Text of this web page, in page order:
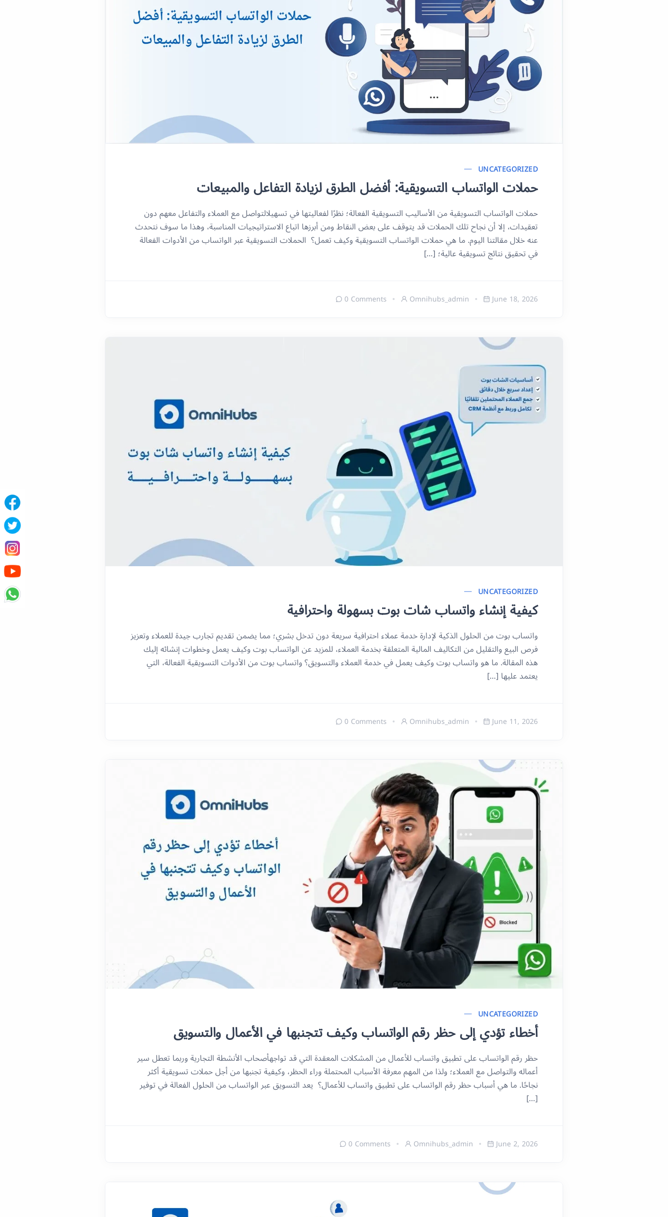
UNCATEGORIZED
حملات الواتساب التسويقية: أفضل الطرق لزيادة التفاعل والمبيعات
حملات الواتساب التسويقية من الأساليب التسويقية الفعالة؛ نظرًا لفعاليتها في تسهيلالتواصل مع العملاء والتفاعل معهم دون
تعقيدات، إلا أن نجاح تلك الحملات قد يتوقف على بعض النقاط ومن أبرزها اتباع الاستراتيجيات المناسبة، وهذا ما سوف نتحدث
عنه خلال مقالتنا اليوم. ما هي حملات الواتساب التسويقية وكيف تعمل؟ الحملات التسويقية عبر الواتساب من الأدوات الفعالة
في تحقيق نتائج تسويقية عالية؛ […]
June 18, 2026
Omnihubs_admin
0 Comments
UNCATEGORIZED
كيفية إنشاء واتساب شات بوت بسهولة واحترافية
واتساب بوت من الحلول الذكية لإدارة خدمة عملاء احترافية سريعة دون تدخل بشري؛ مما يضمن تقديم تجارب جيدة للعملاء وتعزيز
فرص البيع والتقليل من التكاليف المالية المتعلقة بخدمة العملاء، للمزيد عن الواتساب بوت وكيف يعمل وخطوات إنشائه إليك
هذه المقالة. ما هو واتساب بوت وكيف يعمل في خدمة العملاء والتسويق؟ واتساب بوت من الأدوات التسويقية الفعالة، التي
يعتمد عليها […]
June 11, 2026
Omnihubs_admin
0 Comments
UNCATEGORIZED
أخطاء تؤدي إلى حظر رقم الواتساب وكيف تتجنبها في الأعمال والتسويق
حظر رقم الواتساب على تطبيق واتساب للأعمال من المشكلات المعقدة التي قد تواجهأصحاب الأنشطة التجارية وربما تعطل سير
أعماله والتواصل مع العملاء؛ ولذا من المهم معرفة الأسباب المحتملة وراء الحظر، وكيفية تجنبها من أجل حملات تسويقية أكثر
نجاحًا. ما هي أسباب حظر رقم الواتساب على تطبيق واتساب للأعمال؟ يعد التسويق عبر الواتساب من الحلول الفعالة في توفير
[…]
June 2, 2026
Omnihubs_admin
0 Comments